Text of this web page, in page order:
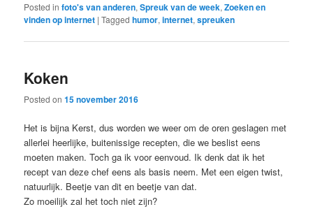
Posted in foto's van anderen,Spreuk van de week,Zoeken en
vinden op internet |Tagged humor,internet,spreuken
Koken
Posted on15 november 2016
Het is bijna Kerst, dus worden we weer om de oren geslagen met
allerlei heerlijke, buitenissige recepten, die we beslist eens
moeten maken. Toch ga ik voor eenvoud. Ik denk dat ik het
recept van deze chef eens als basis neem. Met een eigen twist,
natuurlijk. Beetje van dit en beetje van dat.
Zo moeilijk zal het toch niet zijn?